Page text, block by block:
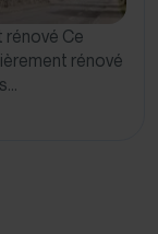
Ce
rénové